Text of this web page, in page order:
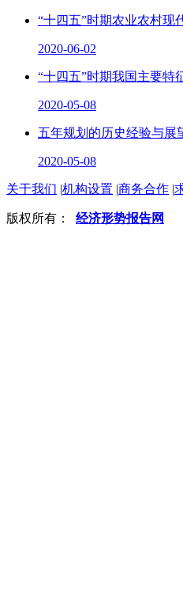
“十四五”时期农业农村现
2020-06-02
“十四五”时期我国主要特
2020-05-08
五年规划的历史经验与展
2020-05-08
关于我们 |机构设置 |商务合作 |
版权所有： 经济形势报告网